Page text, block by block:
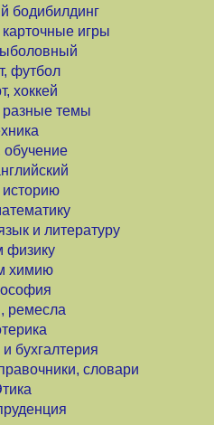
бодибилдинг
игры
футбол
хоккей
разные темы
обучение
и литературу
физику
химию
ремесла
бухгалтерия
словари